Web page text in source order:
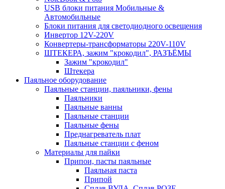
USB блоки питания Мобильные &
Автомобильные
Блоки питания для светодиодного освещения
Инвертор 12V-220V
Конвертеры-трансформаторы 220V-110V
ШТЕКЕРА, зажим "крокодил", РАЗЪЁМЫ
Зажим "крокодил"
Штекера
Паяльное оборудование
Паяльные станции, паяльники, фены
Паяльники
Паяльные ванны
Паяльные станции
Паяльные фены
Преднагреватель плат
Паяльные станции с феном
Материалы для пайки
Припои, пасты паяльные
Паяльная паста
Припой